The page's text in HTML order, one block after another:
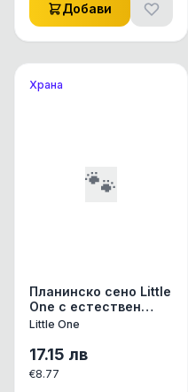
Добави
Храна
🐾
Планинско сено Little
One с естествен
зелен цвят, богато
Little One
17.15 лв
€8.77